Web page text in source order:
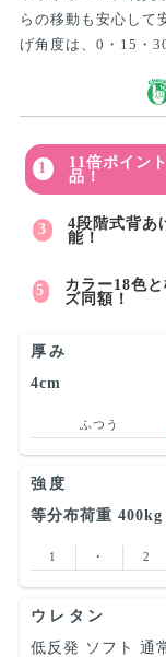
らの移動も安心して
げ角度は、0・15・
11倍ポイン
品！
4段階式背あ
能！
カラー18色
ズ同額！
厚み
4cm
ふつう
強度
等分布荷重 400kg
1 ･ 2
ウレタン
低反発 ソフト 通